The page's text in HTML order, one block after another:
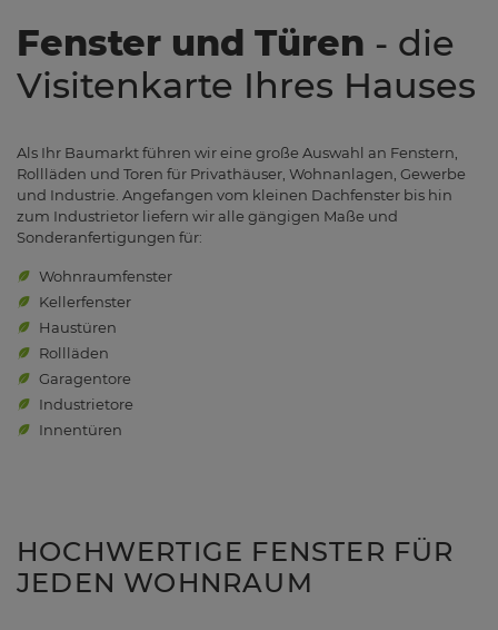
Fenster und Türen - die
Visitenkarte Ihres Hauses
Als Ihr Baumarkt führen wir eine große Auswahl an Fenstern,
Rollläden und Toren für Privathäuser, Wohnanlagen, Gewerbe
und Industrie. Angefangen vom kleinen Dachfenster bis hin
zum Industrietor liefern wir alle gängigen Maße und
Sonderanfertigungen für:
Wohnraumfenster
Kellerfenster
Haustüren
Rollläden
Garagentore
Industrietore
Innentüren
HOCHWERTIGE FENSTER FÜR
JEDEN WOHNRAUM